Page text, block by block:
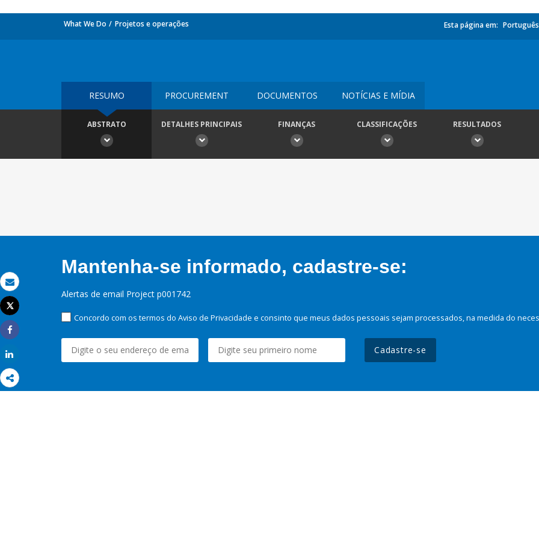
Email
Imprimir
Tweet
Share
What We Do Projetos e operações Esta página em: Português
RESUMO PROCUREMENT DOCUMENTOS NOTÍCIAS E MÍDIA
ABSTRATO DETALHES PRINCIPAIS FINANÇAS CLASSIFICAÇÕES RESULTADOS
Mantenha-se informado, cadastre-se:
Alertas de email Project p001742
Concordo com os termos do Aviso de Privacidade e consinto que meus dados pessoais sejam processados, na medida do
Cadastre-se